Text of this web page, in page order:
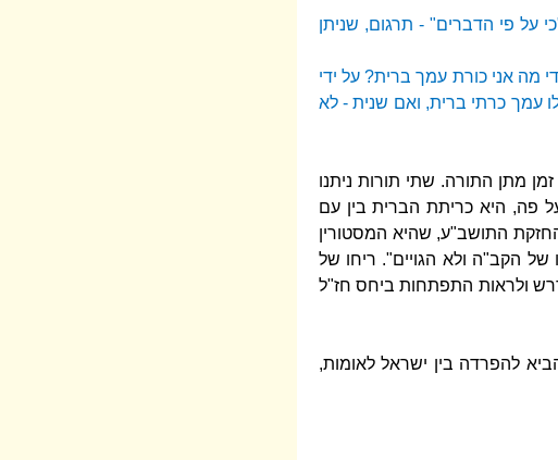
על פי הדברים" - תרגום, שניתן
מה אני כורת עמך ברית? על ידי
עמך כרתי ברית, ואם שנית - לא
מתן התורה. שתי תורות ניתנו
פה, היא כריתת הברית בין עם
התושב"ע, שהיא המסטורין
הקב"ה ולא הגויים". ריחו של
מדרש ולראות התפתחות ביחס חז"ל
להפרדה בין ישראל לאומות,